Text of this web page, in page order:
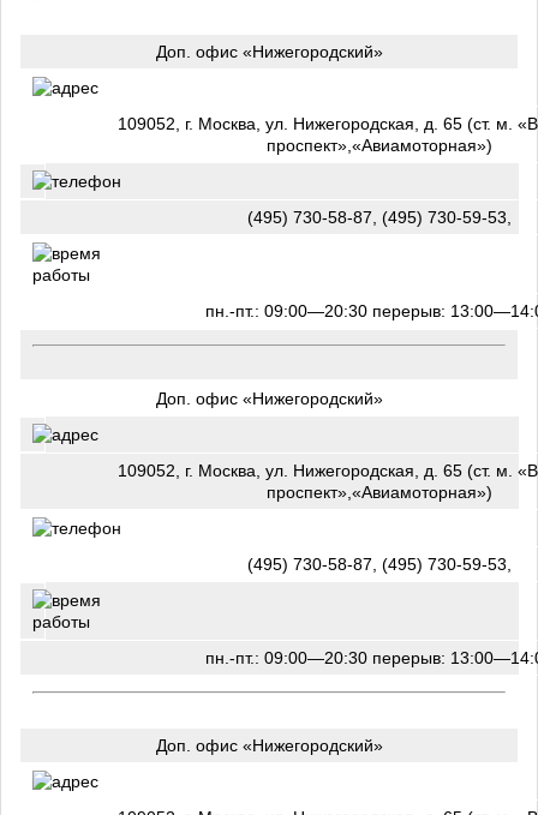
Доп. офис «Нижегородский»
109052, г. Москва, ул. Нижегородская, д. 65 (ст. м.
проспект»,«Авиамоторная»)
(495) 730-58-87, (495) 730-59-53,
пн.-пт.: 09:00—20:30 перерыв:
Доп. офис «Нижегородский»
109052, г. Москва, ул. Нижегородская, д. 65 (ст. м.
проспект»,«Авиамоторная»)
(495) 730-58-87, (495) 730-59-53,
пн.-пт.: 09:00—20:30 перерыв:
Доп. офис «Нижегородский»